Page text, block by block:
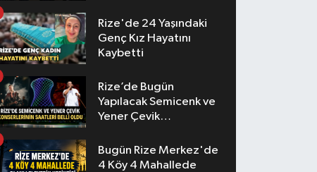
Rize'de 24 Yaşındaki
Genç Kız Hayatını
Kaybetti
Rize’de Bugün
Yapılacak Semicenk ve
Yener Çevik
Belli Oldu
Bugün Rize Merkez'de
4 Köy 4 Mahallede